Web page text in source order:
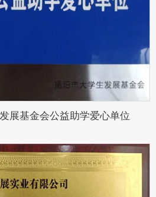
展基金会公益助学爱心单位